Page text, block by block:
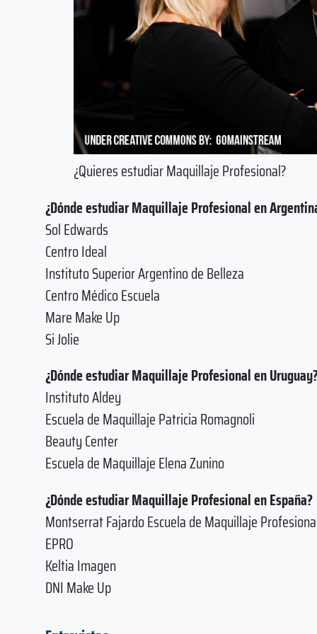
¿Quieres estudiar Maquillaje Profesional?
¿Dónde estudiar Maquillaje Profesional en
Sol Edwards
Centro Ideal
Instituto Superior Argentino de Belleza
Centro Médico Escuela
Mare Make Up
Si Jolie
¿Dónde estudiar Maquillaje Profesional en
Instituto Aldey
Escuela de Maquillaje Patricia Romagnoli
Beauty Center
Escuela de Maquillaje Elena Zunino
¿Dónde estudiar Maquillaje Profesional en España?
Montserrat Fajardo Escuela de Maquillaje
EPRO
Keltia Imagen
DNI Make Up